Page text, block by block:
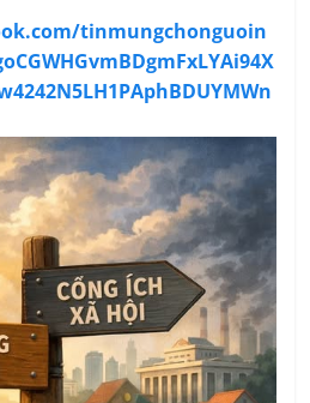
tinmungchonguoin